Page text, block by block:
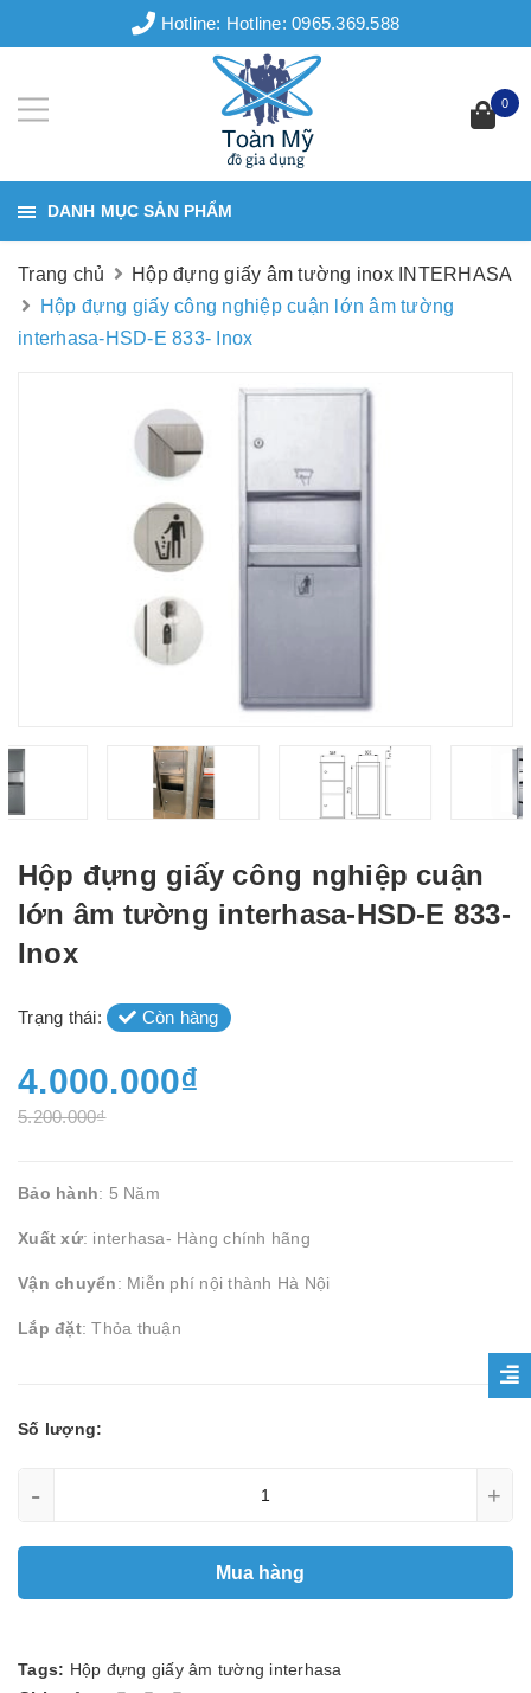
Hotline: Hotline: 0965.369.588
0
DANH MỤC SẢN PHẨM
Trang chủ
Hộp đựng giấy âm tường inox INTERHASA
Hộp đựng giấy công nghiệp cuận lớn âm tường
interhasa-HSD-E 833- Inox
Hộp đựng giấy công nghiệp cuận
lớn âm tường interhasa-HSD-E 833-
Inox
Trạng thái: Còn hàng
4.000.000₫
5.200.000₫
Bảo hành: 5 Năm
Xuất xứ: interhasa- Hàng chính hãng
Vận chuyển: Miễn phí nội thành Hà Nội
Lắp đặt: Thỏa thuận
Số lượng:
- +
Mua hàng
Tags: Hộp đựng giấy âm tường interhasa